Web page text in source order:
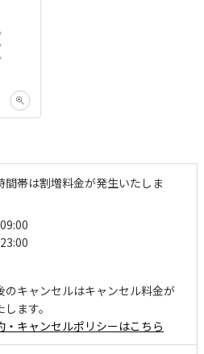
間帯は割増料金が発生いたしま
のキャンセルはキャンセル料金が
ます。
・キャンセルポリシーはこちら